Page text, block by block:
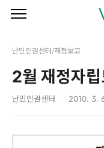
난민인권센터/재정보고
2월 재정자
난민인권센터 2010. 3.